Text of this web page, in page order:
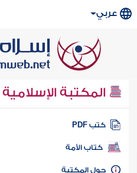
عربي
المكتبة الإسلامية
كتب PDF
كتاب الأمة